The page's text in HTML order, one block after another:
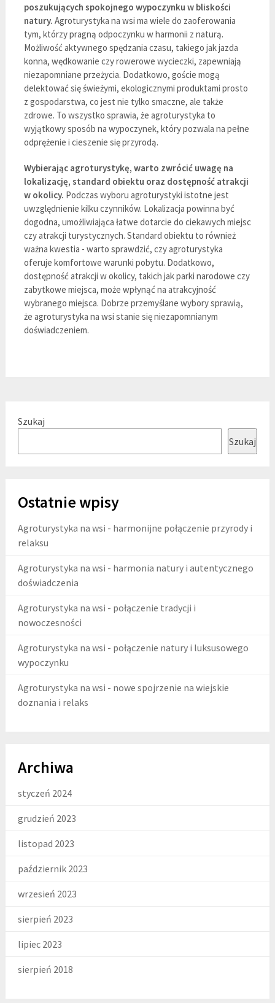
poszukujących spokojnego wypoczynku w bliskości
natury. Agroturystyka na wsi ma wiele do zaoferowania
tym, którzy pragną odpoczynku w harmonii z naturą.
Możliwość aktywnego spędzania czasu, takiego jak jazda
konna, wędkowanie czy rowerowe wycieczki, zapewniają
niezapomniane przeżycia. Dodatkowo, goście mogą
delektować się świeżymi, ekologicznymi produktami prosto
z gospodarstwa, co jest nie tylko smaczne, ale także
zdrowe. To wszystko sprawia, że agroturystyka to
wyjątkowy sposób na wypoczynek, który pozwala na pełne
odprężenie i cieszenie się przyrodą.
Wybierając agroturystykę, warto zwrócić uwagę na
lokalizację, standard obiektu oraz dostępność atrakcji
w okolicy. Podczas wyboru agroturystyki istotne jest
uwzględnienie kilku czynników. Lokalizacja powinna być
dogodna, umożliwiająca łatwe dotarcie do ciekawych miejsc
czy atrakcji turystycznych. Standard obiektu to również
ważna kwestia - warto sprawdzić, czy agroturystyka
oferuje komfortowe warunki pobytu. Dodatkowo,
dostępność atrakcji w okolicy, takich jak parki narodowe czy
zabytkowe miejsca, może wpłynąć na atrakcyjność
wybranego miejsca. Dobrze przemyślane wybory sprawią,
że agroturystyka na wsi stanie się niezapomnianym
doświadczeniem.
Szukaj
Szukaj
Ostatnie wpisy
Agroturystyka na wsi - harmonijne połączenie przyrody i
relaksu
Agroturystyka na wsi - harmonia natury i autentycznego
doświadczenia
Agroturystyka na wsi - połączenie tradycji i
nowoczesności
Agroturystyka na wsi - połączenie natury i luksusowego
wypoczynku
Agroturystyka na wsi - nowe spojrzenie na wiejskie
doznania i relaks
Archiwa
styczeń 2024
grudzień 2023
listopad 2023
październik 2023
wrzesień 2023
sierpień 2023
lipiec 2023
sierpień 2018